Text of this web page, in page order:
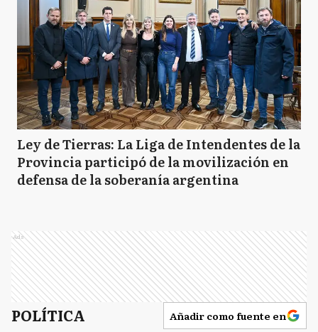
Ley de Tierras: La Liga de Intendentes de la
Provincia participó de la movilización en
defensa de la soberanía argentina
Ads
POLÍTICA Añadir como fuente en